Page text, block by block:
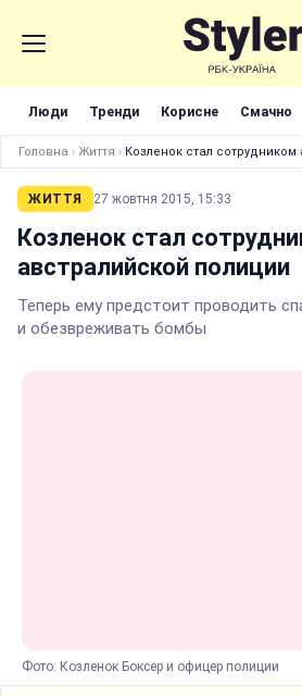
Люди Тренди Корисне Смачно
Головна › Життя › Козленок стал
ЖИТТЯ 27 жовтня 2015, 15:33
Козленок стал
австралийской полиции
Теперь ему предстоит проводить
и обезвреживать бомбы
Фото: Козленок Боксер и офицер полиции